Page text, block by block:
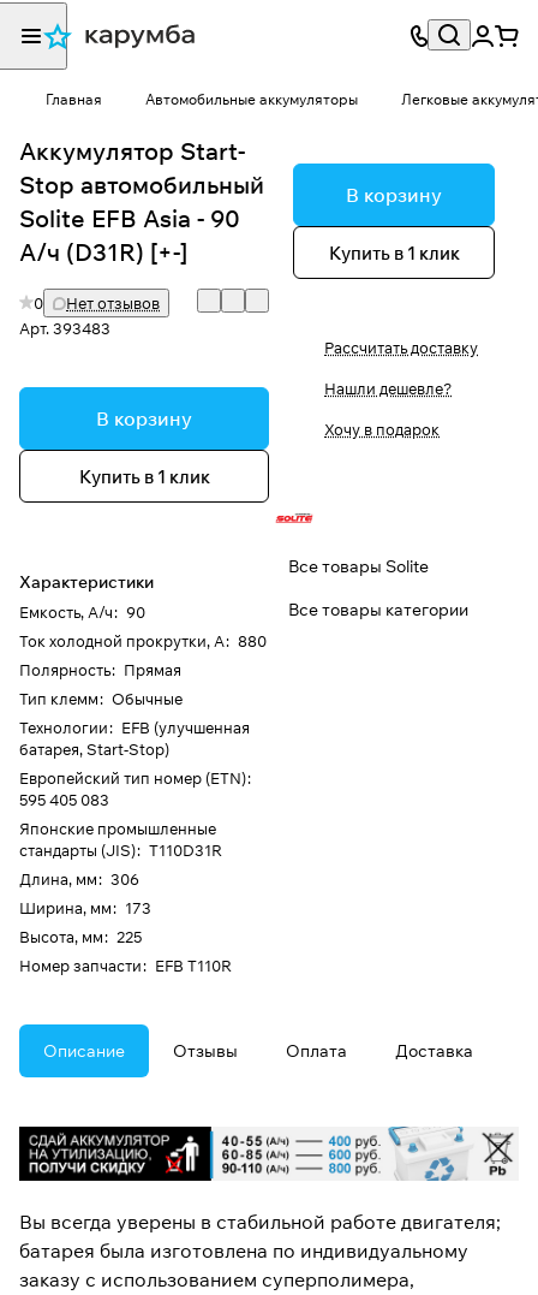
Главная Автомобильные аккумуляторы Легковые
Аккумулятор Start-
Stop автомобильный
Solite EFB Asia - 90
А/ч (D31R) [+-]
0
Нет отзывов
Арт.393483
В корзину
Купить в 1 клик
Характеристики
Емкость, А/ч: 90
Ток холодной прокрутки, А: 880
Полярность: Прямая
Тип клемм: Обычные
Технологии: EFB (улучшенная
батарея, Start-Stop)
Европейский тип номер (ETN):
595 405 083
Японские промышленные
стандарты (JIS): T110D31R
Длина, мм: 306
Ширина, мм: 173
Высота, мм: 225
Номер запчасти: EFB T110R
В корзину
Купить в 1 клик
Рассчитать доставку
Нашли дешевле?
Хочу в подарок
Все товары Solite
Все товары категории
Описание Отзывы Оплата Доставка
Вы всегда уверены в стабильной работе двигателя;
батарея была изготовлена ​​по индивидуальному
заказу с использованием суперполимера,